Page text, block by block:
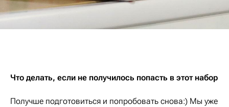
Что делать, если не получилось попасть в этот набор
Получше подготовиться и попробовать снова:) Мы уже